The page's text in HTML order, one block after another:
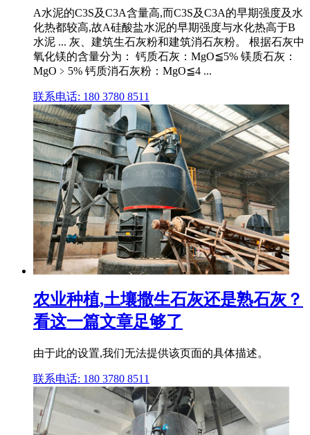
A水泥的C3S及C3A含量高,而C3S及C3A的早期强度及水
化热都较高,故A硅酸盐水泥的早期强度与水化热高于B
水泥 ... 灰、建筑生石灰粉和建筑消石灰粉。 根据石灰中
氧化镁的含量分为： 钙质石灰：MgO≦5% 镁质石灰：
MgO﹥5% 钙质消石灰粉：MgO≦4 ...
联系电话: 180 3780 8511
农业种植,土壤撒生石灰还是熟石灰？
看这一篇文章足够了
由于此的设置,我们无法提供该页面的具体描述。
联系电话: 180 3780 8511